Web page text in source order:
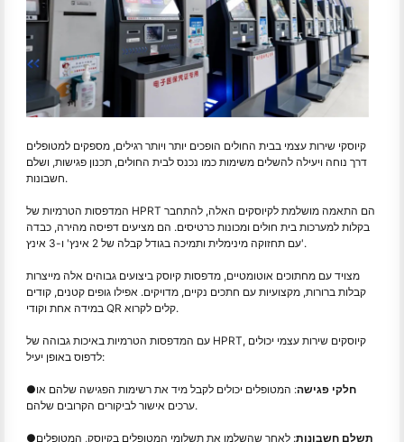
קיוסקי שירות עצמי בבית החולים הופכים יותר ויותר רגילים, מספקים למטופלים
דרך נוחה ויעילה להשלים משימות כמו נכנס לבית החולים, תכנון פגישות, ושלם
חשבונות.
המדפסות הטרמיות של HPRT הם התאמה מושלמת לקיוסקים האלה, להתחבר
בקלות למערכות בית חולים ומכונות כרטיסים. הם מציעים דפיסה מהירה, כבדה
עם תחזוקה מינימלית ותמיכה בגודל קבלה של 2 אינץ' ו-3 אינץ'.
מצויד עם מחתוכים אוטומטיים, מדפסות קיוסק ביצועים גבוהים אלה מייצרות
קבלות ברורות, מקצועיות עם חתכים נקיים, מדויקים. אפילו גופים קטנים, קודים
במידה אחת וקודי QR קלים לקרוא.
עם המדפסות הטרמיות באיכות גבוהה של HPRT, קיוסקים שירות עצמי יכולים
לדפוס באופן יעיל:
● חלקי פגישה: המטופלים יכולים לקבל מיד את רשימות הפגישה שלהם או
ערכים אישור לביקורים הקרובים שלהם.
● תשלם חשבונות: לאחר שהשלמו את תשלומי המטופלים בקיוסק, המטופלים